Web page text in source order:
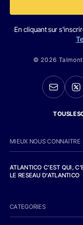
En cliquant sur
© 2026
MIEUX NOUS CONNAITRE
ATLANTICO C'EST QUI,
LE RESEAU D'ATLANTICO
CATEGORIES